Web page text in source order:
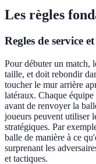
Les règles
Regles de service
Pour débuter un match,
taille, et doit rebondir
toucher le mur arrière
latéraux. Chaque
avant de renvoyer la
joueurs peuvent utiliser
stratégiques. Par
balle de manière à ce
surprenant les
et tactiques.